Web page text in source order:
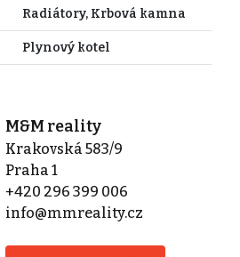
Radiátory, Krbová kamna
Plynový kotel
M&M reality
Krakovská 583/9
Praha 1
+420 296 399 006
info@mmreality.cz